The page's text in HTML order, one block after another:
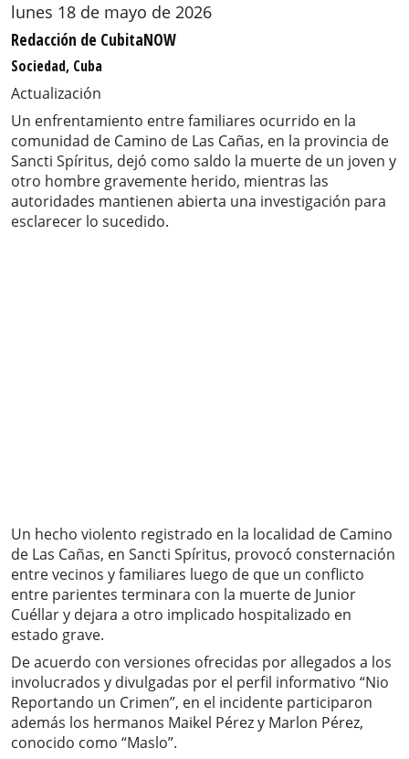
lunes 18 de mayo de 2026
Redacción de CubitaNOW
Sociedad, Cuba
Actualización
Un enfrentamiento entre familiares ocurrido en la
comunidad de Camino de Las Cañas, en la provincia de
Sancti Spíritus, dejó como saldo la muerte de un joven y
otro hombre gravemente herido, mientras las
autoridades mantienen abierta una investigación para
esclarecer lo sucedido.
Un hecho violento registrado en la localidad de Camino
de Las Cañas, en Sancti Spíritus, provocó consternación
entre vecinos y familiares luego de que un conflicto
entre parientes terminara con la muerte de Junior
Cuéllar y dejara a otro implicado hospitalizado en
estado grave.
De acuerdo con versiones ofrecidas por allegados a los
involucrados y divulgadas por el perfil informativo “Nio
Reportando un Crimen”, en el incidente participaron
además los hermanos Maikel Pérez y Marlon Pérez,
conocido como “Maslo”.